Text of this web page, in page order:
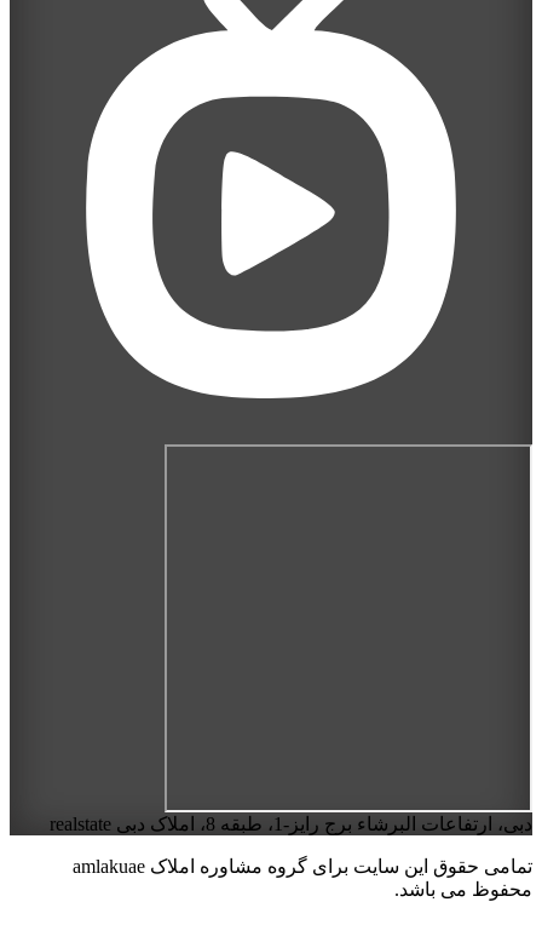
دبی، ارتفاعات البرشاء برج رایز-1، طبقه 8، املاک دبی realstate
تمامی حقوق این سایت برای گروه مشاوره املاک amlakuae
محفوظ می باشد.